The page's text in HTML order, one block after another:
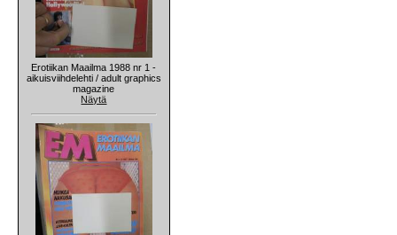
Erotiikan Maailma 1988 nr 1 -
aikuisviihdelehti / adult graphics
magazine
Näytä